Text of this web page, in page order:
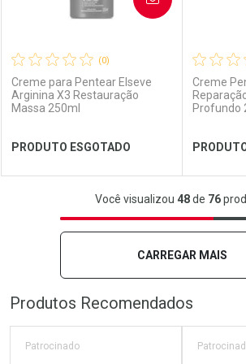
Ver Desconto Convênio Ver
(0)
Creme para Pentear Elseve
Arginina X3 Restauração
Massa 250ml
PRODUTO ESGOTADO
FECHAR
FECHAR
Creme
Profundo
Você visualizou 48de 76
CARREGAR MAIS
Produtos Recomendados
Patrocinado